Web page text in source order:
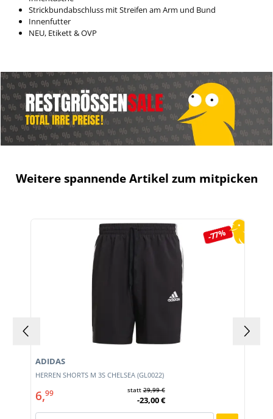
Strickbundabschluss mit Streifen am Arm und Bund
Innenfutter
NEU, Etikett & OVP
Weitere spannende Artikel zum mitpicken
Produktgalerie überspringen
-77%
HERREN SHORTS M 3S CHELSEA (GL0022)
ADIDAS
6,99 statt29,99 €
-23,00 €